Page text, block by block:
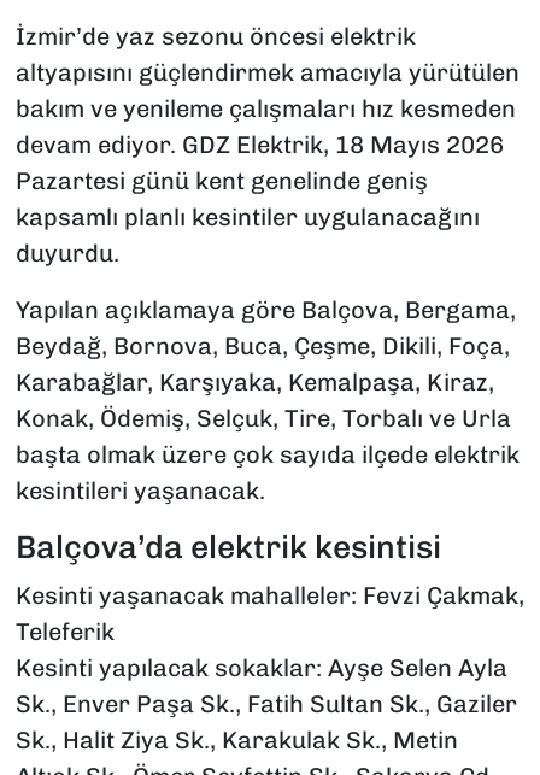
İzmir’de yaz sezonu öncesi elektrik
altyapısını güçlendirmek amacıyla yürütülen
bakım ve yenileme çalışmaları hız kesmeden
devam ediyor. GDZ Elektrik, 18 Mayıs 2026
Pazartesi günü kent genelinde geniş
kapsamlı planlı kesintiler uygulanacağını
duyurdu.
Yapılan açıklamaya göre Balçova, Bergama,
Beydağ, Bornova, Buca, Çeşme, Dikili, Foça,
Karabağlar, Karşıyaka, Kemalpaşa, Kiraz,
Konak, Ödemiş, Selçuk, Tire, Torbalı ve Urla
başta olmak üzere çok sayıda ilçede elektrik
kesintileri yaşanacak.
Balçova’da elektrik kesintisi
Kesinti yaşanacak mahalleler: Fevzi Çakmak,
Teleferik
Kesinti yapılacak sokaklar: Ayşe Selen Ayla
Sk., Enver Paşa Sk., Fatih Sultan Sk., Gaziler
Sk., Halit Ziya Sk., Karakulak Sk., Metin